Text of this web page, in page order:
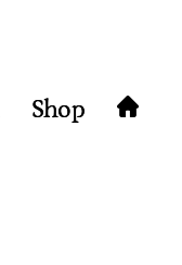
Shop